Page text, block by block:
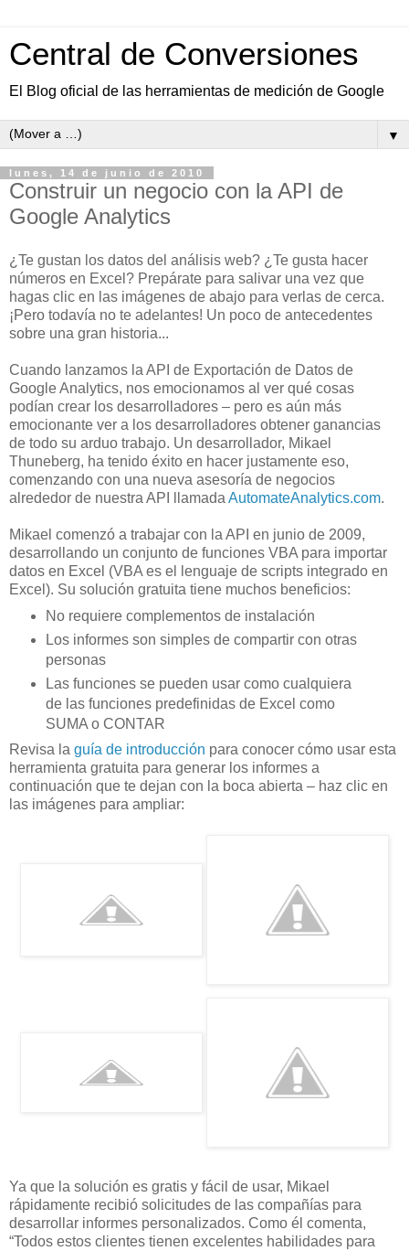
Central de Conversiones
El Blog oficial de las herramientas de medición de Google
▼
lunes, 14 de junio de 2010
Construir un negocio con la API de
Google Analytics
¿Te gustan los datos del análisis web? ¿Te gusta hacer
números en Excel? Prepárate para salivar una vez que
hagas clic en las imágenes de abajo para verlas de cerca.
¡Pero todavía no te adelantes! Un poco de antecedentes
sobre una gran historia...
Cuando lanzamos la API de Exportación de Datos de
Google Analytics, nos emocionamos al ver qué cosas
podían crear los desarrolladores – pero es aún más
emocionante ver a los desarrolladores obtener ganancias
de todo su arduo trabajo. Un desarrollador, Mikael
Thuneberg, ha tenido éxito en hacer justamente eso,
comenzando con una nueva asesoría de negocios
alrededor de nuestra API llamada AutomateAnalytics.com.
Mikael comenzó a trabajar con la API en junio de 2009,
desarrollando un conjunto de funciones VBA para importar
datos en Excel (VBA es el lenguaje de scripts integrado en
Excel). Su solución gratuita tiene muchos beneficios:
No requiere complementos de instalación
Los informes son simples de compartir con otras
personas
Las funciones se pueden usar como cualquiera
de las funciones predefinidas de Excel como
SUMA o CONTAR
Revisa la guía de introducción para conocer cómo usar esta
herramienta gratuita para generar los informes a
continuación que te dejan con la boca abierta – haz clic en
las imágenes para ampliar:
Ya que la solución es gratis y fácil de usar, Mikael
rápidamente recibió solicitudes de las compañías para
desarrollar informes personalizados. Como él comenta,
“Todos estos clientes tienen excelentes habilidades para